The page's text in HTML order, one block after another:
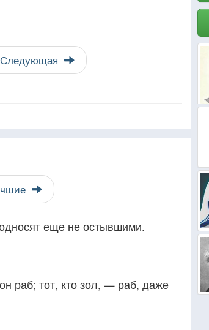
Следующая
еще не остывшими.
раб; тот, кто зол, — раб, даже